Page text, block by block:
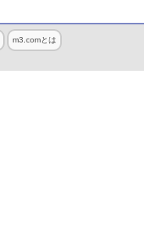
m3.comとは